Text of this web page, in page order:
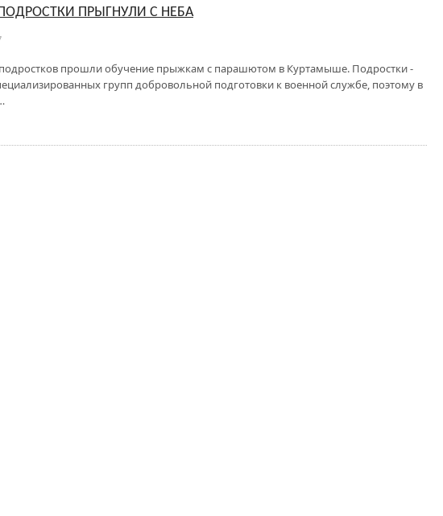
ПРЫГНУЛИ С НЕБА
прошли обучение прыжкам с парашютом в Куртамыше. Подростки -
групп добровольной подготовки к военной службе, поэтому в